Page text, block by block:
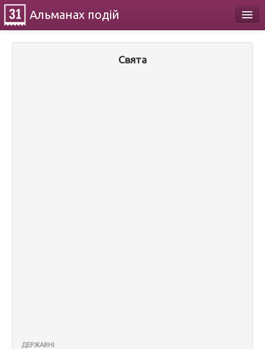
Альманах подій
Свята
ДЕРЖАВНІ